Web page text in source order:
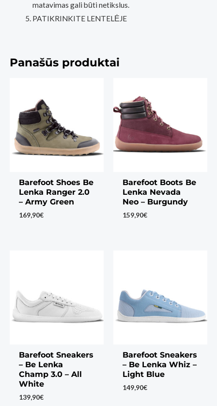
matavimas gali būti netikslus.
PATIKRINKITE LENTELĖJE
Panašūs produktai
Barefoot Shoes Be
Lenka Ranger 2.0
– Army Green
169,90€
Barefoot Boots Be
Lenka Nevada
Neo – Burgundy
159,90€
Barefoot Sneakers
– Be Lenka
Champ 3.0 – All
White
139,90€
Barefoot Sneakers
– Be Lenka Whiz –
Light Blue
149,90€